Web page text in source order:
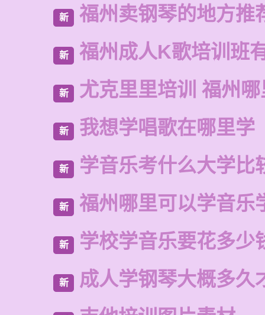
新 福州卖钢琴的地方推
新 福州成人K歌培训班
新 尤克里里培训 福州
新 我想学唱歌在哪里学
新 学音乐考什么大学比
新 福州哪里可以学音乐
新 学校学音乐要花多少
新 成人学钢琴大概多久